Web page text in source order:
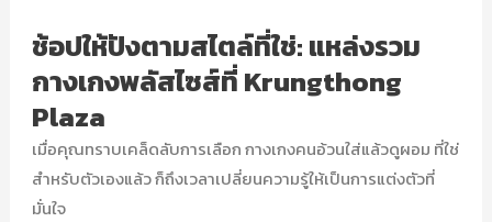
ช้อปให้ปังตามสไตล์ที่ใช่: แหล่งรวม
กางเกงพลัสไซส์ที่ Krungthong
Plaza
เมื่อคุณทราบเคล็ดลับการเลือก กางเกงคนอ้วนใส่แล้วดูผอม ที่ใช่
สำหรับตัวเองแล้ว ก็ถึงเวลาเปลี่ยนความรู้ให้เป็นการแต่งตัวที่
มั่นใจ